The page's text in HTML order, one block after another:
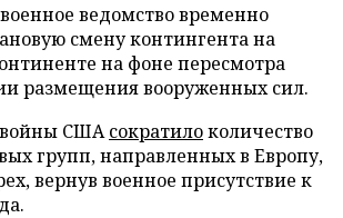
ведомство временно
смену контингента на
на фоне пересмотра
размещения вооруженных сил.
войны СШАсократилоколичество
групп, направленных в Европу,
вернув военное присутствие к